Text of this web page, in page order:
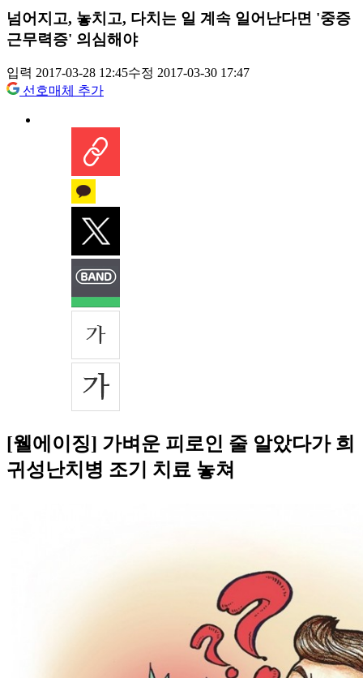
넘어지고, 놓치고, 다치는 일 계속 일어난다면 '중증
근무력증' 의심해야
입력 2017-03-28 12:45수정 2017-03-30 17:47
선호매체 추가
[웰에이징] 가벼운 피로인 줄 알았다가 희
귀성난치병 조기 치료 놓쳐